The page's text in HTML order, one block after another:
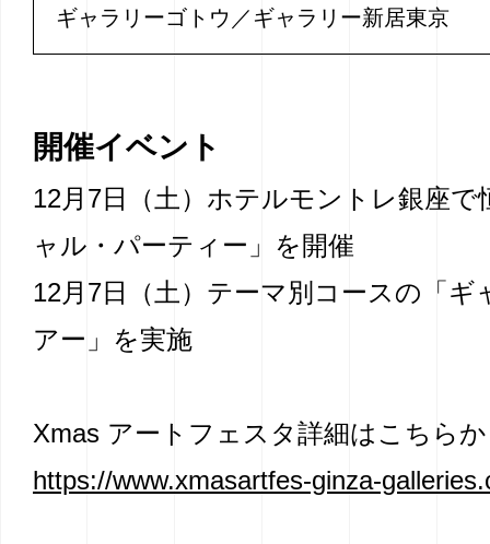
ギャラリーゴトウ
ギャラリー新居東京
開催イベント
12月7日（土）ホテルモントレ銀座で
ャル・パーティー」を開催
12月7日（土）テーマ別コースの「ギ
アー」を実施
Xmas アートフェスタ詳細はこちら
https://www.xmasartfes-ginza-